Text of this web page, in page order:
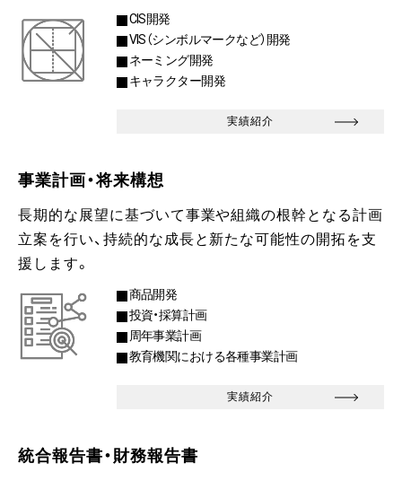
CIS開発
VIS（シンボルマークなど）開発
ネーミング開発
キャラクター開発
実績紹介
事業計画・将来構想
長期的な展望に基づいて事業や組織の根幹となる計画
立案を行い、持続的な成長と新たな可能性の開拓を支
援します。
商品開発
投資・採算計画
周年事業計画
教育機関における各種事業計画
実績紹介
統合報告書・財務報告書